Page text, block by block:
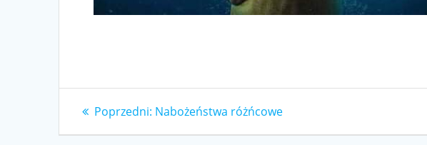
Nawigacja
Poprzedni: Poprzedni
Nabożeństwa różńcowe